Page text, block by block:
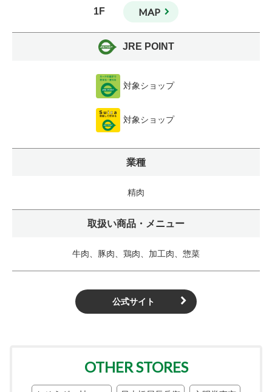
1F MAP
JRE POINT
対象ショップ
対象ショップ
業種
精肉
取扱い商品・メニュー
牛肉、豚肉、鶏肉、加工肉、惣菜
公式サイト
OTHER STORES